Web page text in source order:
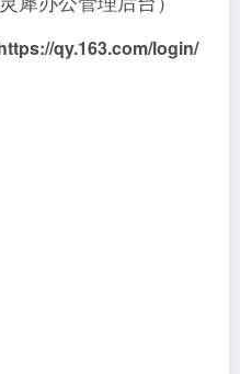
qy.163.com/login/